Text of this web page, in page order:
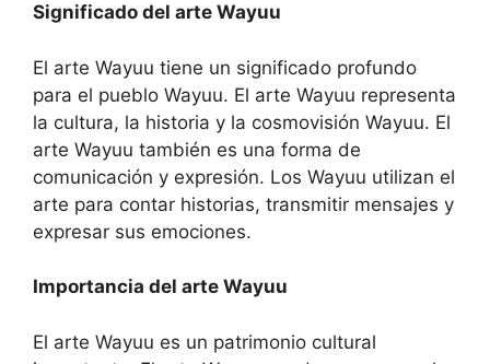
Significado del arte Wayuu
El arte Wayuu tiene un significado profundo
para el pueblo Wayuu. El arte Wayuu representa
la cultura, la historia y la cosmovisión Wayuu. El
arte Wayuu también es una forma de
comunicación y expresión. Los Wayuu utilizan el
arte para contar historias, transmitir mensajes y
expresar sus emociones.
Importancia del arte Wayuu
El arte Wayuu es un patrimonio cultural